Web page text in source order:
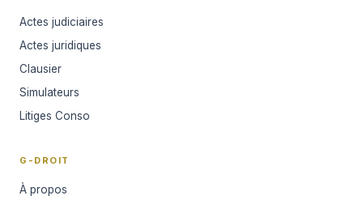
Actes judiciaires
Actes juridiques
Clausier
Simulateurs
Litiges Conso
G-DROIT
À propos